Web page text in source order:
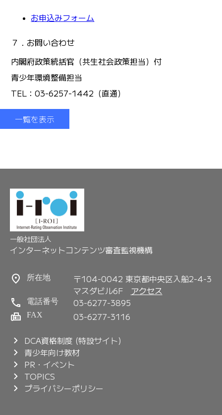
お申込みフォーム
７．お問い合わせ
内閣府政策統括官（共生社会政策担当）付
青少年環境整備担当
TEL：03-6257-1442（直通）
一覧を表示
一般社団法人
インターネットコンテンツ審査監視機構
所在地
〒104-0042 東京都中央区入船2-4-3
マスダビル6F アクセス
電話番号 03-6277-3895
FAX
03-6277-3116
DCA資格制度 (特設サイト)
青少年向け教材
PR・イベント
TOPICS
プライバシーポリシー